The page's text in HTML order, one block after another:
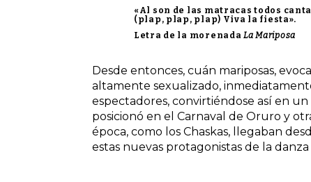
«Al son de las matracas todos
(plap, plap, plap) Viva la fiesta».
Letra de la morenadaLa Mariposa
Desde entonces, cuán mariposas,
altamente sexualizado,
espectadores, convirtiéndose así en
posicionó en el Carnaval de Oruro y
época, como los Chaskas, llegaban
estas nuevas protagonistas de la